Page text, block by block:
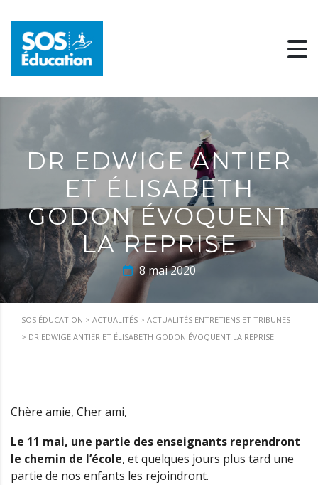
DR EDWIGE ANTIER
ET ÉLISABETH
GODON ÉVOQUENT
LA REPRISE
SOS ÉDUCATION > ACTUALITÉS > ACTUALITÉS ENTRETIENS ET TRIBUNES
> DR EDWIGE ANTIER ET ÉLISABETH GODON ÉVOQUENT LA REPRISE
8 mai 2020
Chère amie, Cher ami,
Le 11 mai, une partie des enseignants reprendront
le chemin de l’école, et quelques jours plus tard une
partie de nos enfants les rejoindront.